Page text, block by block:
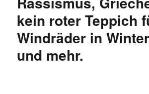
kein roter Teppich
Windräder in
und mehr.